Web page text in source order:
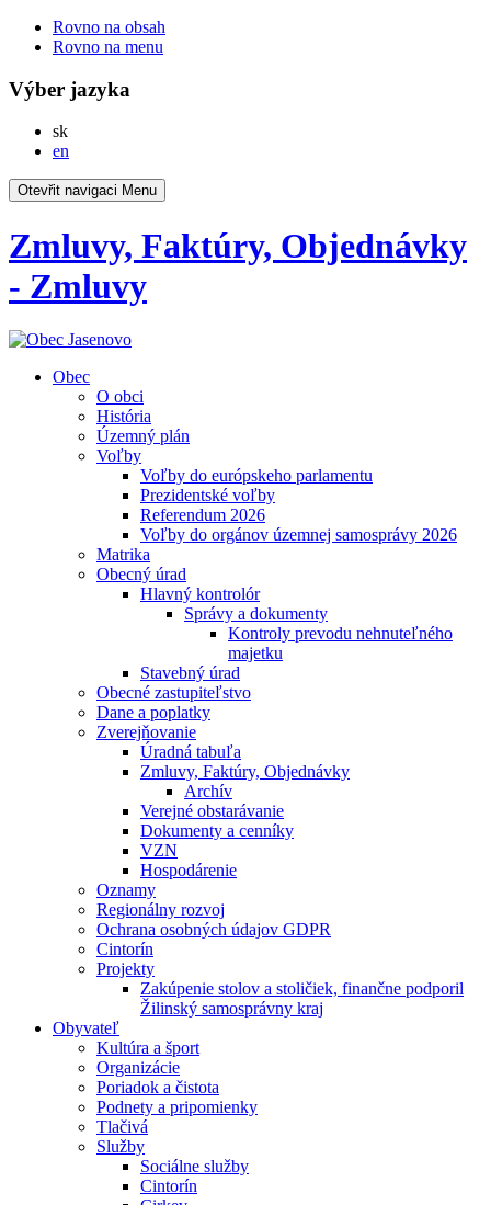
Rovno na obsah
Rovno na menu
Výber jazyka
skSlovensky
en
Otevřit navigaci Menu
Zmluvy, Faktúry, Objednávky
- Zmluvy
Obec
O obci
História
Územný plán
Voľby
Voľby do európskeho parlamentu
Prezidentské voľby
Referendum 2026
Voľby do orgánov územnej samosprávy 2026
Matrika
Obecný úrad
Hlavný kontrolór
Správy a dokumenty
Kontroly prevodu nehnuteľného
majetku
Stavebný úrad
Obecné zastupiteľstvo
Dane a poplatky
Zverejňovanie
Úradná tabuľa
Zmluvy, Faktúry, Objednávky
Archív
Verejné obstarávanie
Dokumenty a cenníky
VZN
Hospodárenie
Oznamy
Regionálny rozvoj
Ochrana osobných údajov GDPR
Cintorín
Projekty
Zakúpenie stolov a stoličiek, finančne podporil
Žilinský samosprávny kraj
Obyvateľ
Kultúra a šport
Organizácie
Poriadok a čistota
Podnety a pripomienky
Tlačivá
Služby
Sociálne služby
Cintorín